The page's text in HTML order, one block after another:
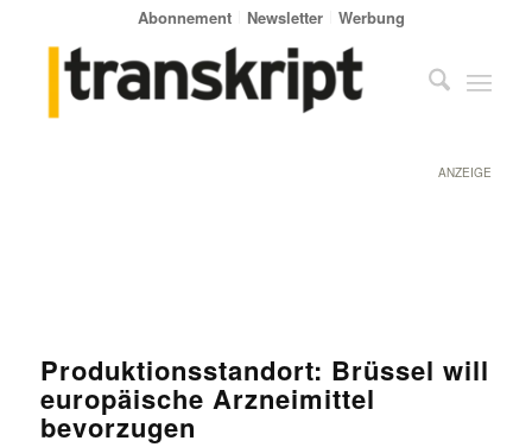
Abonnement Newsletter Werbung
ANZEIGE
Produktionsstandort: Brüssel will
europäische Arzneimittel
bevorzugen